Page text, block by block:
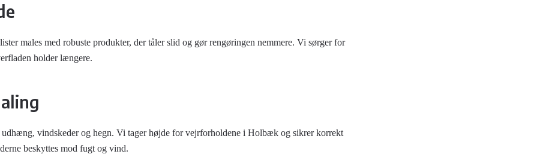
males med robuste produkter, der tåler slid og gør rengøringen nemmere. Vi sørger for
holder længere.
vindskeder og hegn. Vi tager højde for vejrforholdene i Holbæk og sikrer korrekt
beskyttes mod fugt og vind.